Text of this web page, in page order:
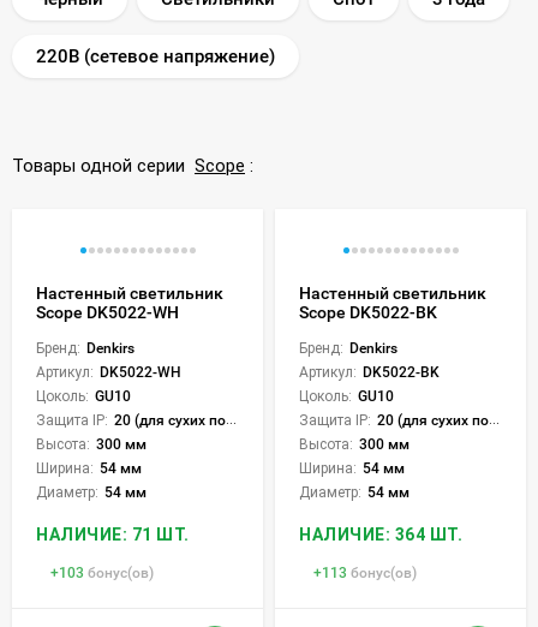
220В (сетевое напряжение)
Товары одной серии Scope :
Настенный светильник
Scope DK5022-WH
Бренд: Denkirs
Артикул: DK5022-WH
Цоколь: GU10
Защита IP: 20 (для сухих пом.)
Высота: 300 мм
Ширина: 54 мм
Диаметр: 54 мм
НАЛИЧИЕ: 71 ШТ.
+103 бонус(ов)
Настенный светильник
Scope DK5022-BK
Бренд: Denkirs
Артикул: DK5022-BK
Цоколь: GU10
Защита IP: 20 (для сухих пом.)
Высота: 300 мм
Ширина: 54 мм
Диаметр: 54 мм
НАЛИЧИЕ: 364 ШТ.
+113 бонус(ов)